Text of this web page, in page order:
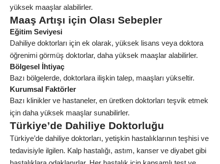
yüksek maaşlar alabilirler.
Maaş Artışı için Olası Sebepler
Eğitim Seviyesi
Dahiliye doktorları için ek olarak, yüksek lisans veya doktora
öğrenimi görmüş doktorlar, daha yüksek maaşlar alabilirler.
Bölgesel İhtiyaç
Bazı bölgelerde, doktorlara ilişkin talep, maaşları yükseltir.
Kurumsal Faktörler
Bazı klinikler ve hastaneler, en üretken doktorları teşvik etmek
için daha yüksek maaşlar sunabilirler.
Türkiye’de Dahiliye Doktorluğu
Türkiye’de dahiliye doktorları, yetişkin hastalıklarının teşhisi ve
tedavisiyle ilgilen. Kalp hastalığı, astım, kanser ve diyabet gibi